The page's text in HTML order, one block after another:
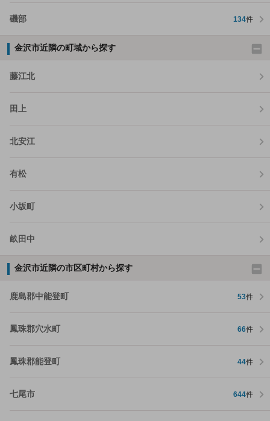
磯部 134件
金沢市近隣の町域から探す
藤江北
田上
北安江
有松
小坂町
畝田中
金沢市近隣の市区町村から探す
鹿島郡中能登町 53件
鳳珠郡穴水町 66件
鳳珠郡能登町 44件
七尾市 644件